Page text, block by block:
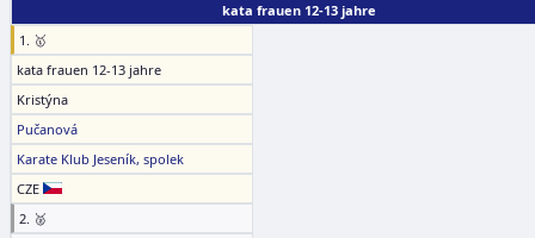
kata frauen 12-13 jahre
1. 🥇
kata frauen 12-13 jahre
Kristýna
Pučanová
Karate Klub Jeseník, spolek
CZE
2. 🥈